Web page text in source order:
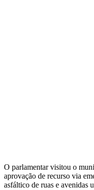
O parlamentar visitou o
aprovação de recurso via
asfáltico de ruas e avenidas